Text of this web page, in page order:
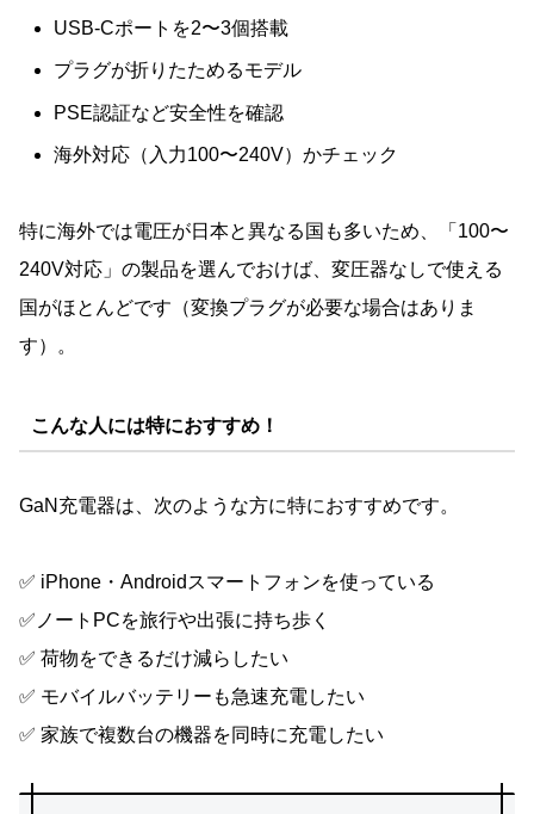
USB-Cポートを2〜3個搭載
プラグが折りたためるモデル
PSE認証など安全性を確認
海外対応（入力100〜240V）かチェック
特に海外では電圧が日本と異なる国も多いため、「100〜
240V対応」の製品を選んでおけば、変圧器なしで使える
国がほとんどです（変換プラグが必要な場合はありま
す）。
こんな人には特におすすめ！
GaN充電器は、次のような方に特におすすめです。
✅ iPhone・Androidスマートフォンを使っている
✅ノートPCを旅行や出張に持ち歩く
✅ 荷物をできるだけ減らしたい
✅ モバイルバッテリーも急速充電したい
✅ 家族で複数台の機器を同時に充電したい